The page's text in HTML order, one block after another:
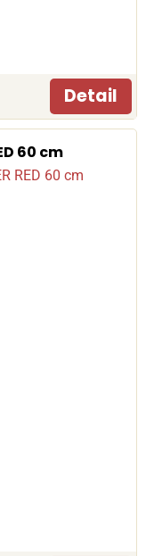
Detail
60 cm